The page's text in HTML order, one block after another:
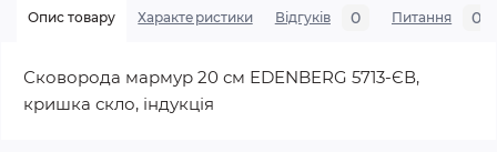
Опис товару Характеристики Відгуків 0 Питання 0
Сковорода мармур 20 см EDENBERG 5713-ЄВ,
кришка скло, індукція